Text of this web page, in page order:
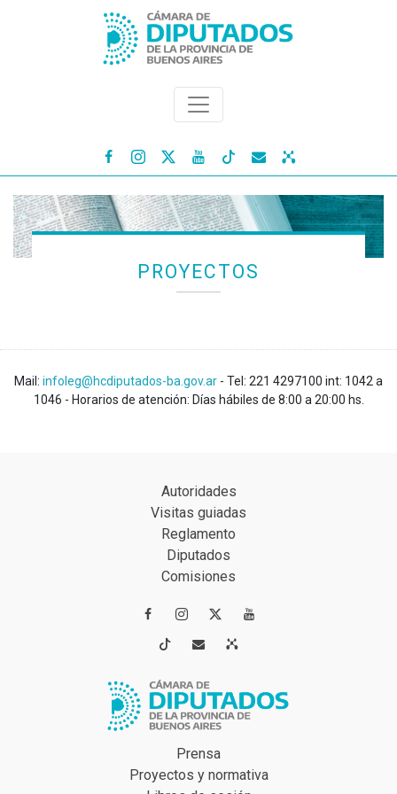
   
PROYECTOS
Mail: infoleg@hcdiputados-ba.gov.ar - Tel: 221 4297100 int: 1042 a
1046 - Horarios de atención: Días hábiles de 8:00 a 20:00 hs.
Autoridades
Visitas guiadas
Reglamento
Diputados
Comisiones
 
 
Prensa
Proyectos y normativa